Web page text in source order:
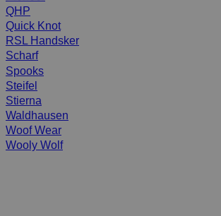
QHP
Quick Knot
RSL Handsker
Scharf
Spooks
Steifel
Stierna
Waldhausen
Woof Wear
Wooly Wolf